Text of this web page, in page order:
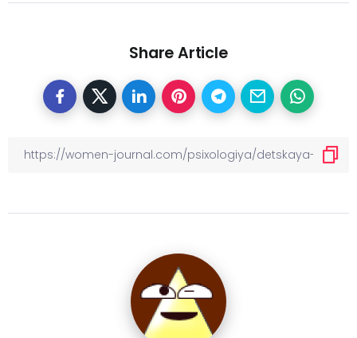
Share Article